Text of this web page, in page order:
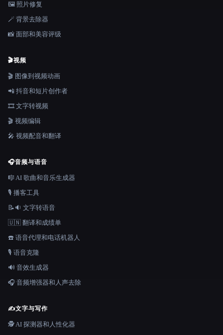
🖼️ 照片修复
🪄 背景去除器
📸 面部和美容评级
🎬视频
🎬 图像到视频动画
📲 抖音和短片创作者
🎞️ 文字转视频
🎬 视频编辑
🎤 视频配音和翻译
🎧音频与语音
🎼 AI 歌曲和音乐生成器
🎙️ 播客工具
📝🔉 文字转语音
🇺🇳 翻译和成绩单
☎️ 语音代理和电话机器人
🎙️ 语音克隆
🔊 音效生成器
🎧 音频增强器和人声去除
✍️文字与写作
🕵️ AI 探测器和人性化器